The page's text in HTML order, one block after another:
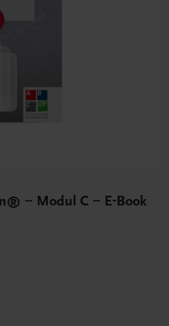
– Modul C – E-Book